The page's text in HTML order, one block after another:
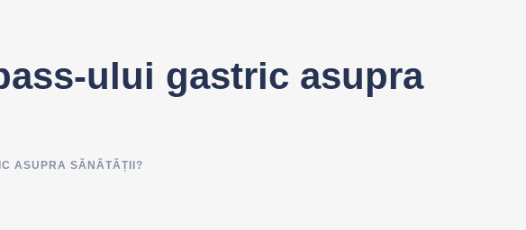
ului gastric asupra
ASUPRA SĂNĂTĂȚII?